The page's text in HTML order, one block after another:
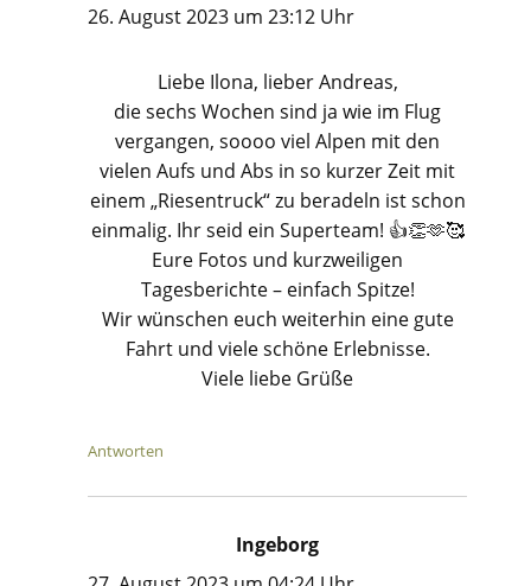
26. August 2023 um 23:12 Uhr
Liebe Ilona, lieber Andreas,
die sechs Wochen sind ja wie im Flug
vergangen, soooo viel Alpen mit den
vielen Aufs und Abs in so kurzer Zeit mit
einem „Riesentruck“ zu beradeln ist schon
einmalig. Ihr seid ein Superteam! 👍👏🫶🥰
Eure Fotos und kurzweiligen
Tagesberichte – einfach Spitze!
Wir wünschen euch weiterhin eine gute
Fahrt und viele schöne Erlebnisse.
Viele liebe Grüße
Antworten
Ingeborg